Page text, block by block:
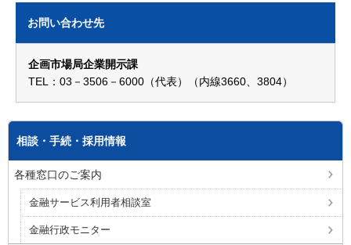
お問い合わせ先
企画市場局企業開示課
TEL：03－3506－6000（代表）（内線3660、3804）
相談・手続・採用情報
各種窓口のご案内
金融サービス利用者相談室
金融行政モニター